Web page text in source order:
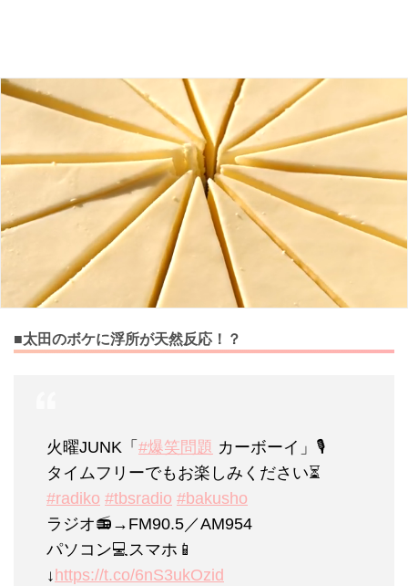
■太田のボケに浮所が天然反応！？
火曜JUNK「 #爆笑問題 カーボーイ」🎙️
タイムフリーでもお楽しみください⏳
#radiko #tbsradio #bakusho
ラジオ📻→FM90.5／AM954
パソコン💻スマホ📱
↓ https://t.co/6nS3ukOzid